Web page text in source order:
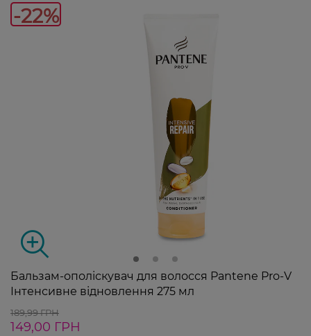
-22%
Бальзам-ополіскувач для волосся Pantene Pro-V
Інтенсивне відновлення 275 мл
189,99 ГРН
149,00 ГРН